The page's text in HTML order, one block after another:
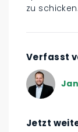
zu
Verfasst
Jetzt